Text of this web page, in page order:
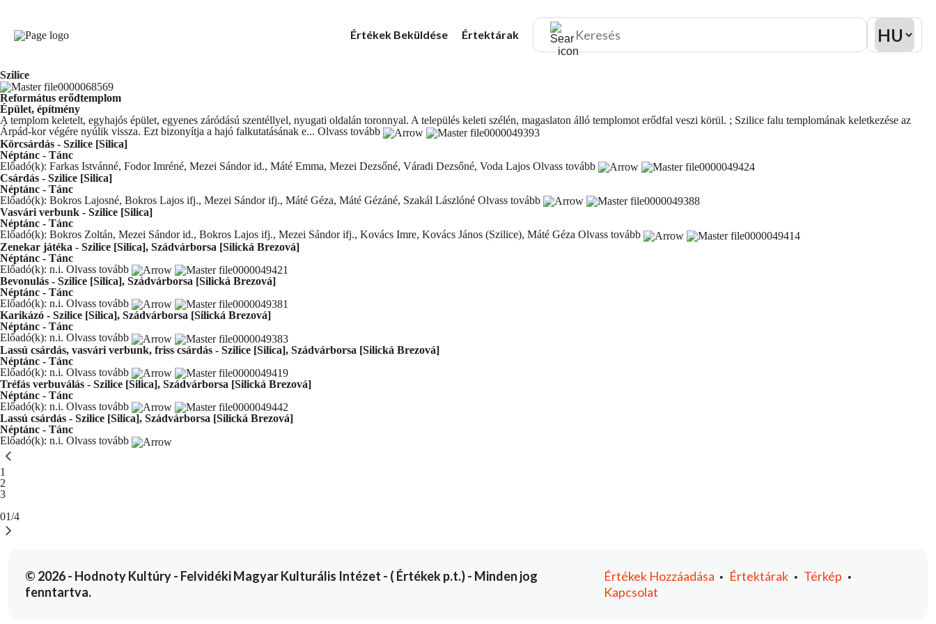
Értékek Beküldése Értektárak
Szilice
Református erődtemplom
Épület, építmény
A templom keletelt, egyhajós épület, egyenes záródású szentéllyel, nyugati oldalán toronnyal. A település keleti szélén, magaslaton álló templomot erődfal veszi körül. ; Szilice falu templomának keletkezése az
Árpád-kor végére nyúlik vissza. Ezt bizonyítja a hajó falkutatásának e... Olvass tovább
Körcsárdás - Szilice [Silica]
Néptánc - Tánc
Előadó(k): Farkas Istvánné, Fodor Imréné, Mezei Sándor id., Máté Emma, Mezei Dezsőné, Váradi Dezsőné, Voda Lajos Olvass tovább
Csárdás - Szilice [Silica]
Néptánc - Tánc
Előadó(k): Bokros Lajosné, Bokros Lajos ifj., Mezei Sándor ifj., Máté Géza, Máté Gézáné, Szakál Lászlóné Olvass tovább
Vasvári verbunk - Szilice [Silica]
Néptánc - Tánc
Előadó(k): Bokros Zoltán, Mezei Sándor id., Bokros Lajos ifj., Mezei Sándor ifj., Kovács Imre, Kovács János (Szilice), Máté Géza Olvass tovább
Zenekar játéka - Szilice [Silica], Szádvárborsa [Silická Brezová]
Néptánc - Tánc
Előadó(k): n.i. Olvass tovább
Bevonulás - Szilice [Silica], Szádvárborsa [Silická Brezová]
Néptánc - Tánc
Előadó(k): n.i. Olvass tovább
Karikázó - Szilice [Silica], Szádvárborsa [Silická Brezová]
Néptánc - Tánc
Előadó(k): n.i. Olvass tovább
Lassú csárdás, vasvári verbunk, friss csárdás - Szilice [Silica], Szádvárborsa [Silická Brezová]
Néptánc - Tánc
Előadó(k): n.i. Olvass tovább
Tréfás verbuválás - Szilice [Silica], Szádvárborsa [Silická Brezová]
Néptánc - Tánc
Előadó(k): n.i. Olvass tovább
Lassú csárdás - Szilice [Silica], Szádvárborsa [Silická Brezová]
Néptánc - Tánc
Előadó(k): n.i. Olvass tovább
You're currently reading page
1
Oldal
2
Oldal
3
01/4
© 2026 - Hodnoty Kultúry - Felvidéki Magyar Kulturális Intézet - ( Értékek p.t.) - Minden jog
fenntartva.
Értékek Hozzáadása • Értektárak • Térkép •
Kapcsolat